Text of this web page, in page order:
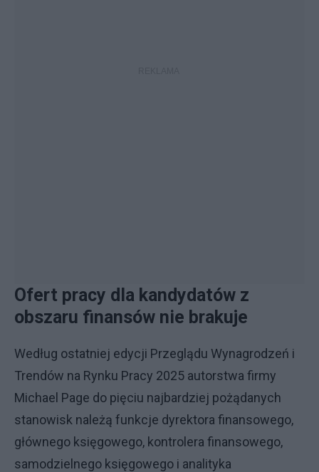
Ofert pracy dla kandydatów z
obszaru finansów nie brakuje
Według ostatniej edycji Przeglądu Wynagrodzeń i
Trendów na Rynku Pracy 2025 autorstwa firmy
Michael Page do pięciu najbardziej pożądanych
stanowisk należą funkcje dyrektora finansowego,
głównego księgowego, kontrolera finansowego,
samodzielnego księgowego i analityka